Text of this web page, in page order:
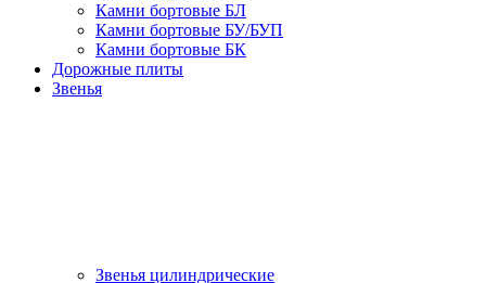
Камни бортовые БЛ
Камни бортовые БУ/БУП
Камни бортовые БК
Дорожные плиты
Звенья
Звенья цилиндрические